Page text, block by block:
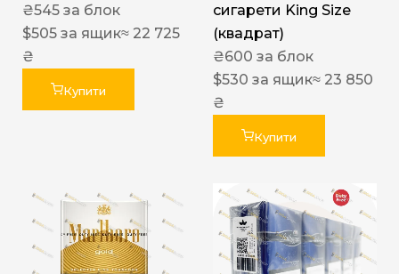
₴545 за блок
$505 за ящик≈ 22 725
₴
Купити
сигарети King Size
(квадрат)
₴600 за блок
$530 за ящик≈ 23 850
₴
Купити